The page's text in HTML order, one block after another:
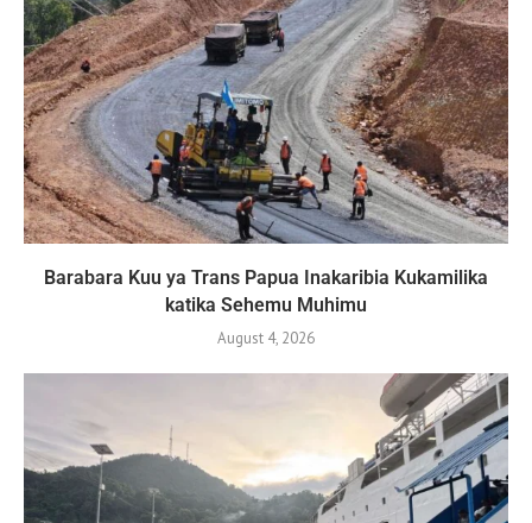
Barabara Kuu ya Trans Papua Inakaribia Kukamilika
katika Sehemu Muhimu
August 4, 2026